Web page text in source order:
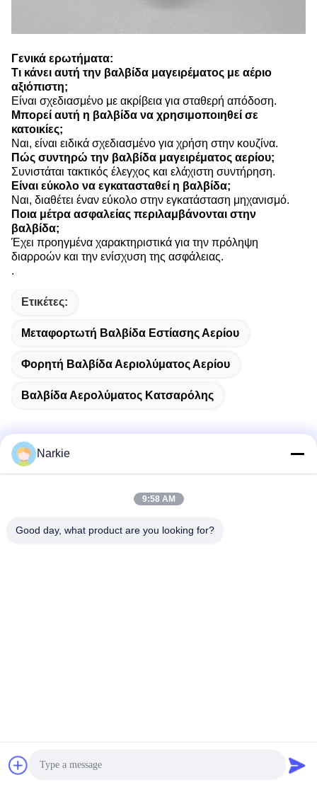
Γενικά ερωτήματα:
Τι κάνει αυτή την βαλβίδα μαγειρέματος με αέριο
αξιόπιστη;
Είναι σχεδιασμένο με ακρίβεια για σταθερή απόδοση.
Μπορεί αυτή η βαλβίδα να χρησιμοποιηθεί σε
κατοικίες;
Ναι, είναι ειδικά σχεδιασμένο για χρήση στην κουζίνα.
Πώς συντηρώ την βαλβίδα μαγειρέματος αερίου;
Συνιστάται τακτικός έλεγχος και ελάχιστη συντήρηση.
Είναι εύκολο να εγκατασταθεί η βαλβίδα;
Ναι, διαθέτει έναν εύκολο στην εγκατάσταση μηχανισμό.
Ποια μέτρα ασφαλείας περιλαμβάνονται στην
βαλβίδα;
Έχει προηγμένα χαρακτηριστικά για την πρόληψη
διαρροών και την ενίσχυση της ασφάλειας.
.
Ετικέτες:
Μεταφορτωτή Βαλβίδα Εστίασης Αερίου
Φορητή Βαλβίδα Αεριολύματος Αερίου
Βαλβίδα Αερολύματος Κατσαρόλης
Οδός Yingbin αριθ. 100, ζώνη οικονομικής και τεχνολογικής
CANGZHOU FUTURE INDUSTRY CO.,LTD Όλα τα δικαιώματα
Narkie
9:58 AM
Good day, what product are you looking for?